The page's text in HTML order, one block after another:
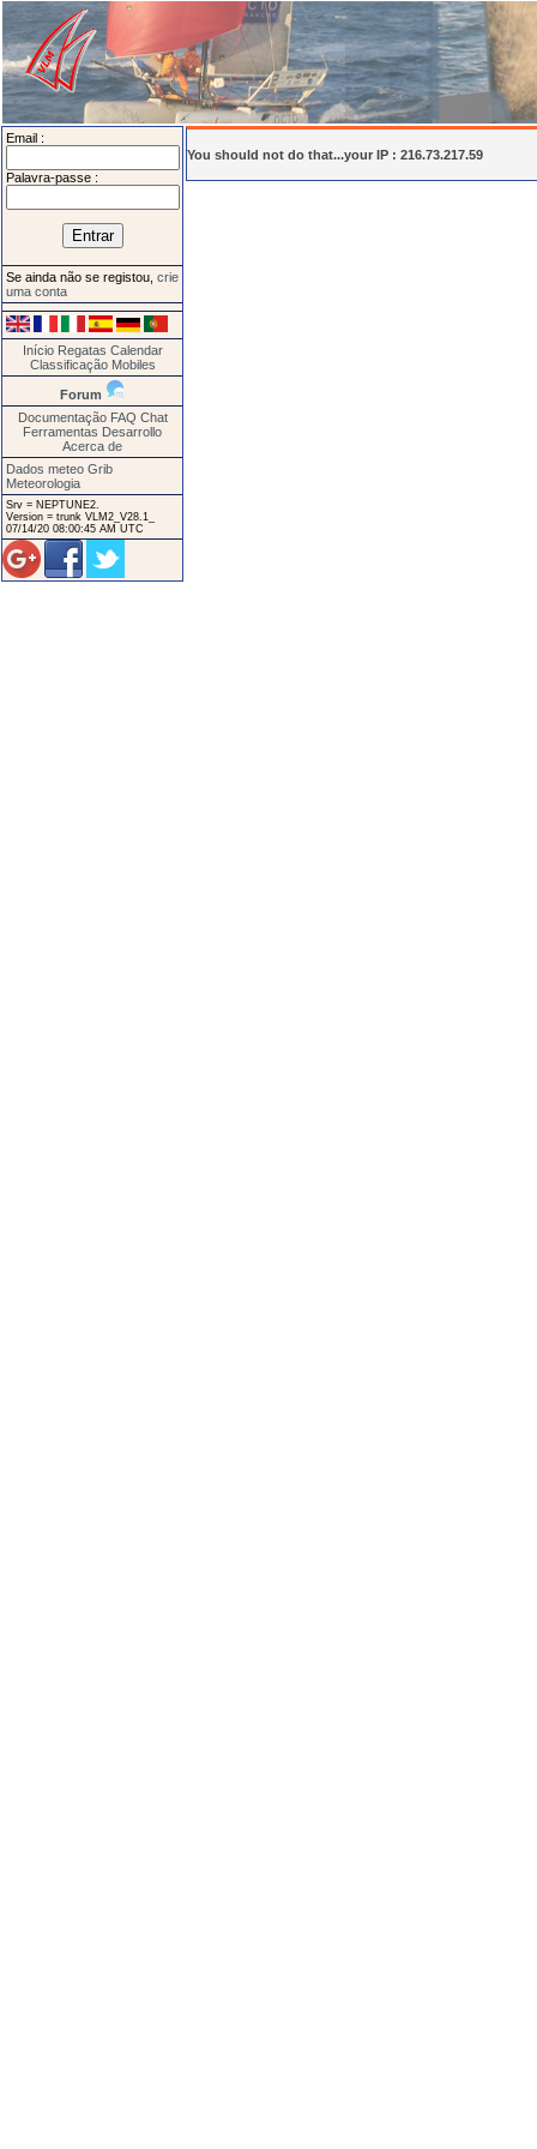
Email :
Palavra-passe :
Se ainda não se registou, crie
uma conta
Início Regatas Calendar
Classificação Mobiles
Forum
Documentação FAQ Chat
Ferramentas Desarrollo
Acerca de
Dados meteo Grib
Meteorologia
Srv = NEPTUNE2.
Version = trunk VLM2_V28.1_
07/14/20 08:00:45 AM UTC
You should not do that...your IP : 216.73.217.59